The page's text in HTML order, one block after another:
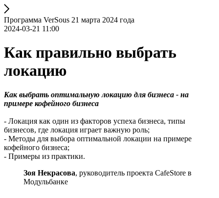
Программа VerSous 21 марта 2024 года
2024-03-21 11:00
Как правильно выбрать
локацию
Как выбрать оптимальную локацию для бизнеса - на
примере кофейного бизнеса
- Локация как один из факторов успеха бизнеса, типы
бизнесов, где локация играет важную роль;
- Методы для выбора оптимальной локации на примере
кофейного бизнеса;
- Примеры из практики.
Зоя Некрасова, руководитель проекта CafeStore в
Модульбанке